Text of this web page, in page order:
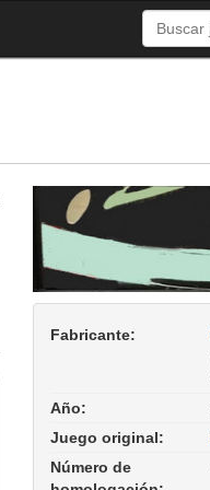
Fabricante:
Año:
Juego original:
Número de